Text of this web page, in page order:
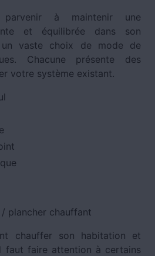
à maintenir une
et équilibrée dans son
vaste choix de mode de
Chacune présente des
votre système existant.
plancher chauffant
chauffer son habitation et
faut faire attention à certains